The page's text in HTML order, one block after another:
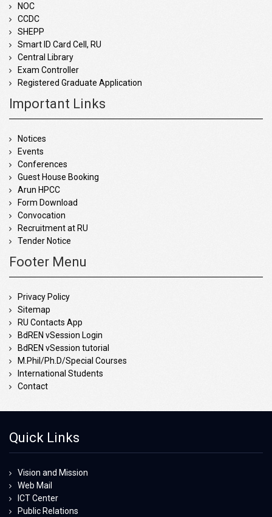
NOC
CCDC
SHEPP
Smart ID Card Cell, RU
Central Library
Exam Controller
Registered Graduate Application
Important Links
Notices
Events
Conferences
Guest House Booking
Arun HPCC
Form Download
Convocation
Recruitment at RU
Tender Notice
Footer Menu
Privacy Policy
Sitemap
RU Contacts App
BdREN vSession Login
BdREN vSession tutorial
M.Phil/Ph.D/Special Courses
International Students
Contact
Quick Links
Vision and Mission
Web Mail
ICT Center
Public Relations